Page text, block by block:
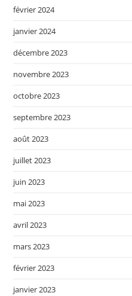
février 2024
janvier 2024
décembre 2023
novembre 2023
octobre 2023
septembre 2023
août 2023
juillet 2023
juin 2023
mai 2023
avril 2023
mars 2023
février 2023
janvier 2023